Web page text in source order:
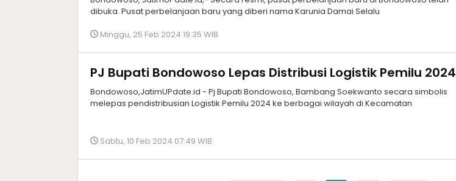
dibuka. Pusat perbelanjaan baru yang diberi nama Karunia Damai Selalu
Minggu, 25 Feb 2024 19:35 WIB
PJ Bupati Bondowoso Lepas Distribusi Logistik Pemilu 2024
Bondowoso,JatimUPdate.id - Pj Bupati Bondowoso, Bambang Soekwanto secara simbolis
melepas pendistribusian Logistik Pemilu 2024 ke berbagai wilayah di Kecamatan
Sabtu, 10 Feb 2024 07:49 WIB